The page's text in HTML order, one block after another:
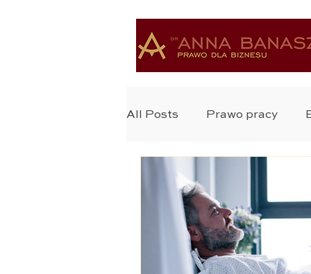
All Posts Prawo pracy
Ochrona Zdrowia
Ochrona Danych